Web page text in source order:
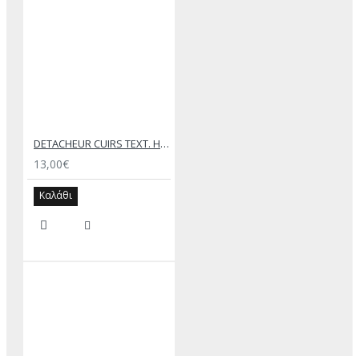
DETACHEUR CUIRS ΤΕΧΤ. HUSSARD SPRAY 200ML
13,00€
Καλάθι